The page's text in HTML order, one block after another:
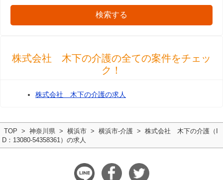
検索する
株式会社 木下の介護の全ての案件をチェッ
ク！
株式会社 木下の介護の求人
TOP 神奈川県 横浜市 横浜市-介護
株式会社 木下の介護（I
D：13080-54358361）の求人